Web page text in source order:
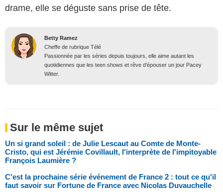
drame, elle se déguste sans prise de tête.
Betty Ramez
Cheffe de rubrique Télé
Passionnée par les séries depuis toujours, elle aime autant les
quotidiennes que les teen shows et rêve d'épouser un jour Pacey
Witter.
Sur le même sujet
Un si grand soleil : de Julie Lescaut au Comte de Monte-
Cristo, qui est Jérémie Covillault, l'interprète de l'impitoyable
François Laumière ?
C'est la prochaine série événement de France 2 : tout ce qu'il
faut savoir sur Fortune de France avec Nicolas Duvauchelle